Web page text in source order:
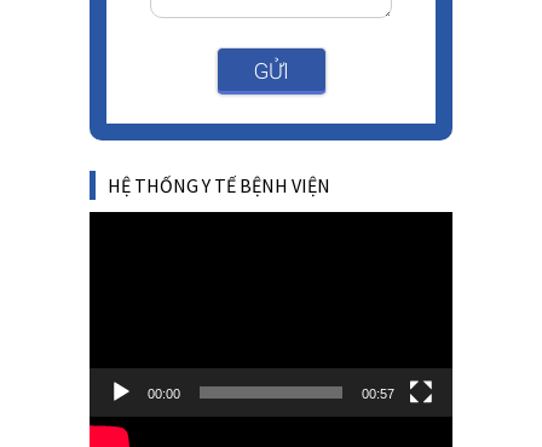
GỬI
HỆ THỐNG Y TẾ BỆNH VIỆN
00:00 00:57